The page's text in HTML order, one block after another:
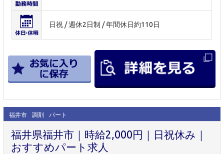
日祝 / 週休2日制 / 年間休日約110日
福井市 調剤 パート
福井県福井市｜時給2,000円｜日祝休み｜
おすすめパート求人